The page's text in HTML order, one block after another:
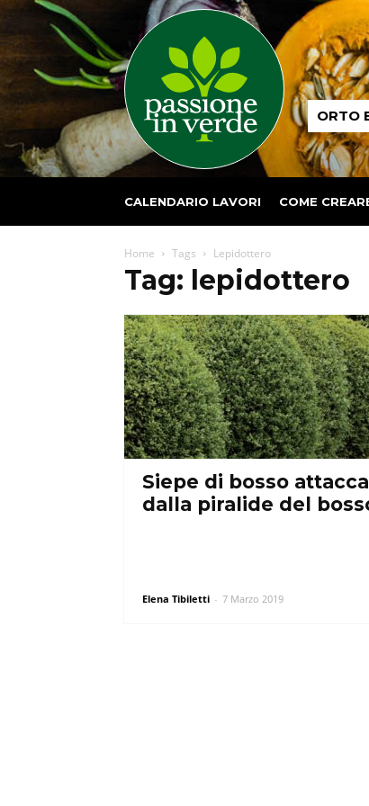
Passione
in ORTO
CALENDARIO LAVORI COME
Home Tags Lepidottero
Tag: lepidottero
Siepe di bosso
dalla piralide del
Elena Tibiletti - 7 Marzo 2019